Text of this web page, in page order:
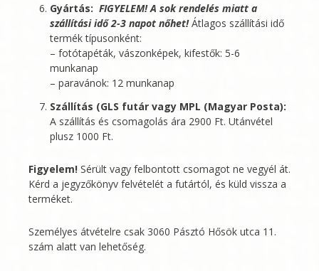
Gyártás: FIGYELEM! A sok rendelés miatt a
szállítási idő 2-3 napot nőhet!Átlagos szállítási idő
termék típusonként:
– fotótapéták, vászonképek, kifestők: 5-6
munkanap
– paravánok: 12 munkanap
Szállítás (GLS futár vagy MPL (Magyar Posta):
A szállítás és csomagolás ára 2900 Ft. Utánvétel
plusz 1000 Ft.
Figyelem! Sérült vagy felbontott csomagot ne vegyél át.
Kérd a jegyzőkönyv felvételét a futártól, és küld vissza a
terméket.
Személyes átvételre csak 3060 Pásztó Hősök utca 11.
szám alatt van lehetőség.